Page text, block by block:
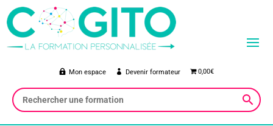
Mon espace Devenir formateur 0,00€